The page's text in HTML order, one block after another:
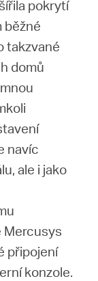
pokrytí
běžné
takzvané
domů
navíc
ale i jako
připojení
konzole.